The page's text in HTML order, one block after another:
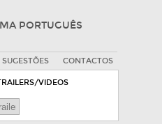
PORTUGUÊS
SUGESTÕES CONTACTOS
VIDEOS